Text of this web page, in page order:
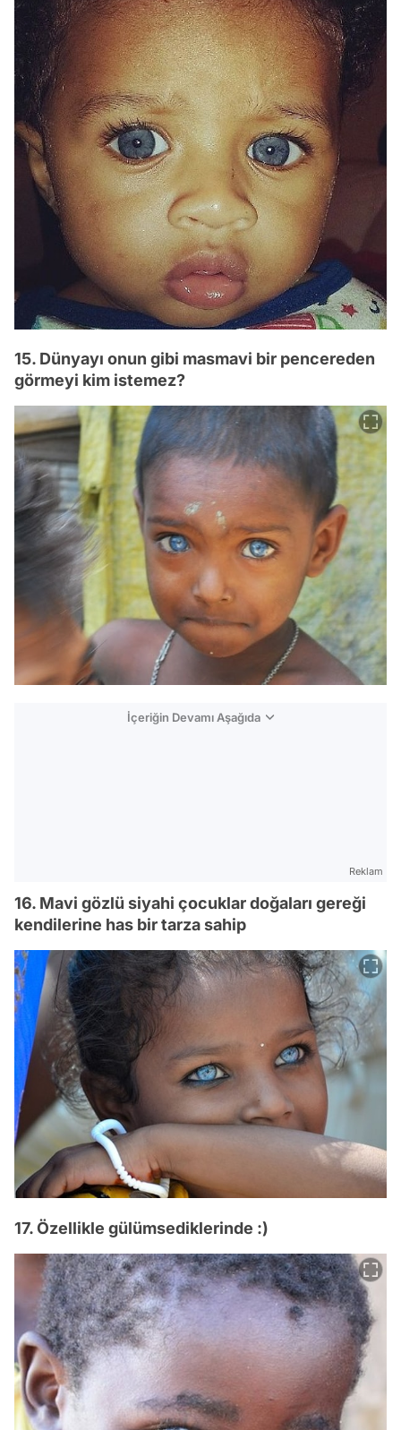
15. Dünyayı onun gibi masmavi bir pencereden
görmeyi kim istemez?
İçeriğin Devamı Aşağıda
Reklam
16. Mavi gözlü siyahi çocuklar doğaları gereği
kendilerine has bir tarza sahip
17. Özellikle gülümsediklerinde :)